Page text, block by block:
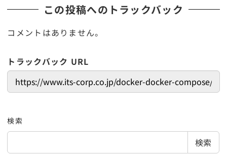
この投稿へのトラックバック
コメントはありません。
トラックバック URL
検索
検索